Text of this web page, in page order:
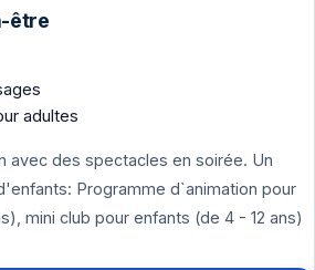
être
adultes
avec des spectacles en soirée. Un
Programme d`animation pour
mini club pour enfants (de 4 - 12 ans)